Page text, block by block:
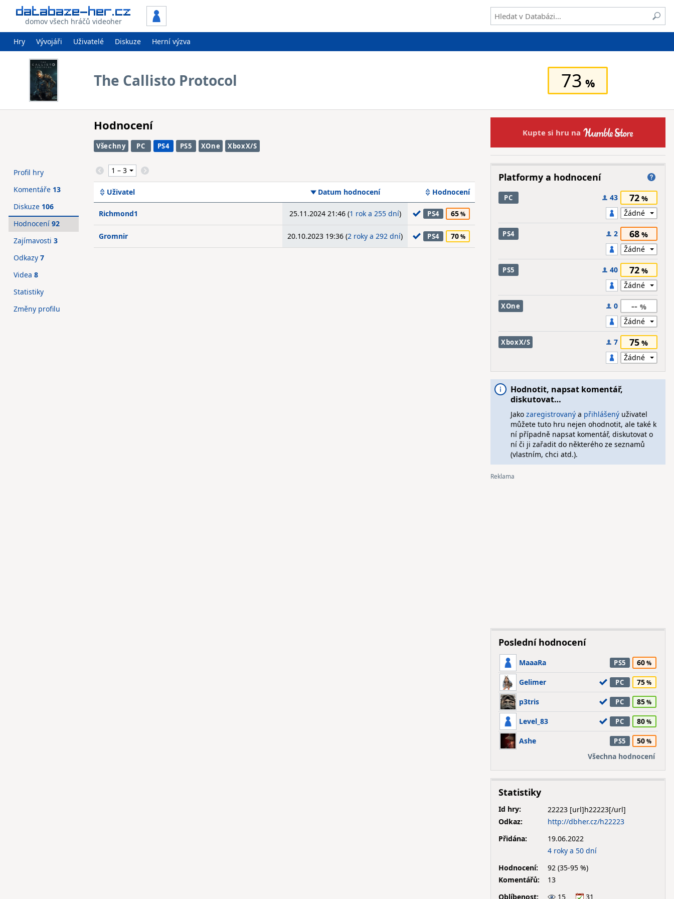
domov všech hráčů videoher
Hry Vývojáři Uživatelé Diskuze Herní výzva
The Callisto Protocol 73
Hodnocení
Všechny PC PS4 PS5 XOne XboxX/S
Uživatel Datum hodnocení Hodnocení
Richmond1 25.11.2024 21:46 (1 rok a 255 dní) PS4 65
Gromnir 20.10.2023 19:36 (2 roky a 292 dní) PS4 70
Profil hry
Komentáře 13
Diskuze 106
Hodnocení 92
Zajímavosti 3
Odkazy 7
Videa 8
Statistiky
Změny profilu
Kupte si hru na
Platformy a hodnocení
PC 43 72
PS4 2 68
PS5 40 72
XOne 0 --
XboxX/S 7 75
Hodnotit, napsat komentář,
diskutovat…
Jako zaregistrovanýa přihlášenýuživatel
můžete tuto hru nejen ohodnotit, ale také k
ní případně napsat komentář, diskutovat o
ní či ji zařadit do některého ze seznamů
(vlastním, chci atd.).
Poslední hodnocení
MaaaRa PS5 60
Gelimer PC 75
p3tris PC 85
Level_83 PC 80
Ashe PS5
50
Všechna hodnocení
Statistiky
Id hry:
22223
Odkaz:
http://dbher.cz/h22223
Přidána:
19.06.2022
4 roky a 50 dní
Hodnocení:
92 (35-95 %)
Komentářů:
13
Oblíbenost:
15 31